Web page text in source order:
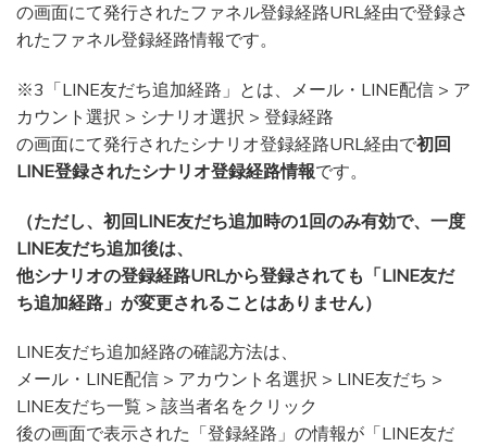
の画面にて発行されたファネル登録経路URL経由で登録さ
れたファネル登録経路情報です。
※3「LINE友だち追加経路」とは、メール・LINE配信 > ア
カウント選択 > シナリオ選択 > 登録経路
の画面にて発行されたシナリオ登録経路URL経由で初回
LINE登録されたシナリオ登録経路情報です。
（ただし、初回LINE友だち追加時の1回のみ有効で、一度
LINE友だち追加後は、
他シナリオの登録経路URLから登録されても「LINE友だ
ち追加経路」が変更されることはありません）
LINE友だち追加経路の確認方法は、
メール・LINE配信 > アカウント名選択 > LINE友だち >
LINE友だち一覧 > 該当者名をクリック
後の画面で表示された「登録経路」の情報が「LINE友だ